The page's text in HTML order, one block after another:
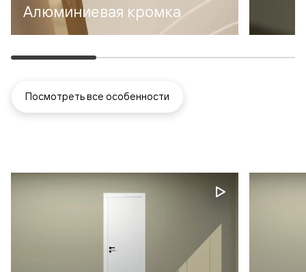
Алюминиевая кромка
Посмотреть все особенности